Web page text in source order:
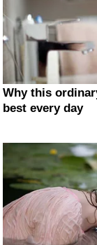
Why this
best every day